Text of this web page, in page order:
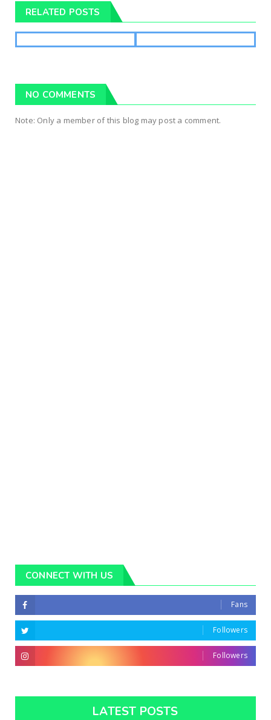
RELATED POSTS
NO COMMENTS
Note: Only a member of this blog may post a comment.
CONNECT WITH US
Fans
Followers
Followers
LATEST POSTS